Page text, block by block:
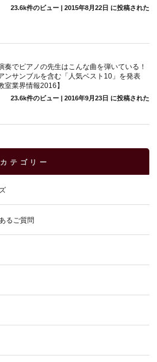
23.6k件のビュー| 2015年8月22日 に投稿された
奏でピアノの先生はこんな曲を弾いている！
ンサンブルを含む「人気ベスト10」を発表
室業界情報2016】
23.6k件のビュー| 2016年9月23日 に投稿された
カテゴリー
るご質問